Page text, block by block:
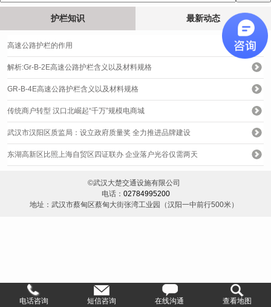
护栏知识 最新动态
高速公路护栏的作用
解析:Gr-B-2E高速公路护栏含义以及材料规格
GR-B-4E高速公路护栏含义以及材料规格
传统商户转型 汉口北崛起“千万”规模电商城
武汉市汉阳区质监局：设立政府质量奖 全力推进品牌建设
东湖高新区比照上海自贸区四证联办 企业落户光谷仅需两天
©武汉大楚交通设施有限公司
电话： 02784995200
地址：武汉市蔡甸区蔡甸大街张湾工业园（汉阳一中前行500米）
电话咨询 短信咨询 在线沟通 查看地图